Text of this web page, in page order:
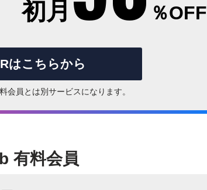
初月 ％OFF
はこちらから
員とは別サービスになります。
有料会員